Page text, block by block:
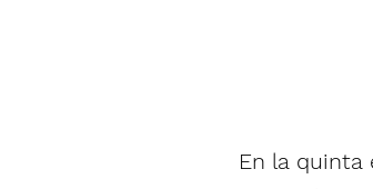
En la quinta